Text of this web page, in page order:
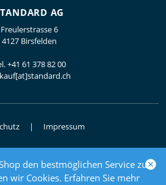
den bestmöglichen Service zu
wir Cookies. Erfahren Sie mehr
AG
Freulerstrasse 6
4127 Birsfelden
+41 61 378 82 00
Impressum
Elektrogrosshandel
by polynorm